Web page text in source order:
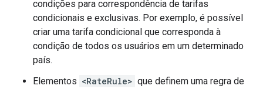
condições para correspondência de tarifas
condicionais e exclusivas. Por exemplo, é possível
criar uma tarifa condicional que corresponda à
condição de todos os usuários em um determinado
país.
Elementos <RateRule> que definem uma regra de